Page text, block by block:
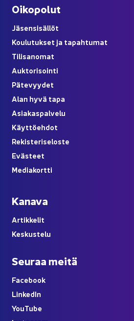
Oi­ko­po­lut
Jä­sen­si­säl­löt
Kou­lu­tuk­set ja ta­pah­tu­mat
Ti­li­sa­no­mat
Auk­to­ri­soin­ti
Pä­te­vyy­det
Alan hyvä tapa
Asia­kas­pal­ve­lu
Käyt­tö­eh­dot
Re­kis­te­ri­se­los­te
Eväs­teet
Me­dia­kort­ti
Ka­na­va
Ar­tik­ke­lit
Kes­kus­te­lu
Seu­raa meitä
Face­book
Lin­ke­dIn
YouTube